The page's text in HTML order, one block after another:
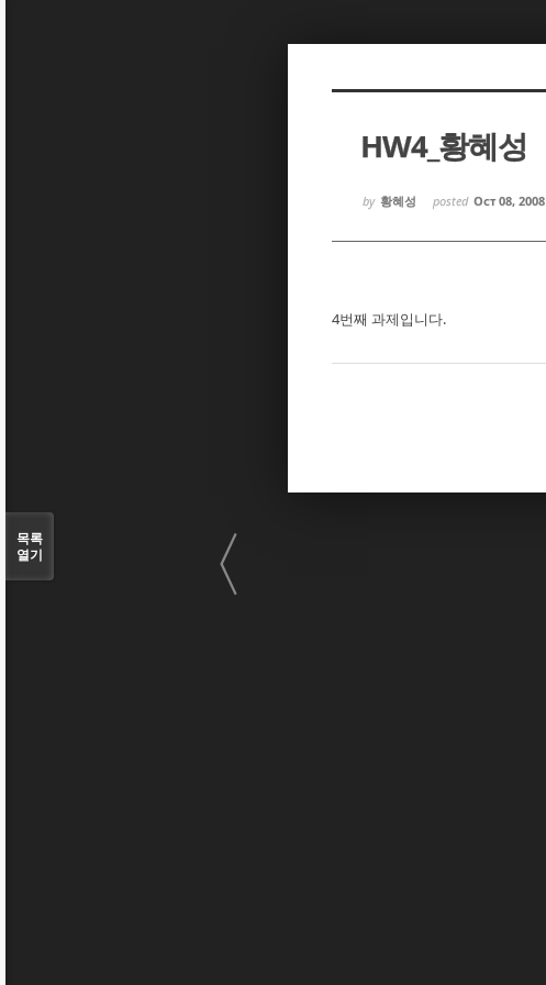
HW4_황혜성
by 황혜성 posted Oct 08, 2008
4번째 과제입니다.
〈
목록
열기
Sketchbook5, 스케치북5
Sketchbook5, 스케치북5
Sketchbook5, 스케치북5
Sketchbook5, 스케치북5